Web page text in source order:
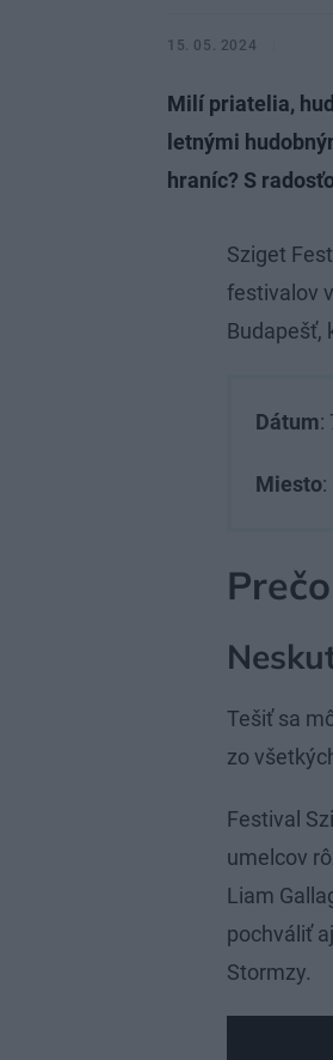
15. 05. 2024
Milí priatelia,
letnými
hraníc? S
Sziget
festivalov
Budapešť,
Dátum:
Miesto
Tešiť sa
zo
Festival
umelcov
Liam
pochváliť
Stormzy​.